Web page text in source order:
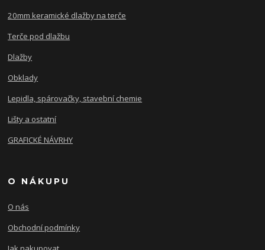
20mm keramické dlažby na terče
Terče pod dlažbu
Dlažby
Obklady
Lepidla, spárovačky, stavební chemie
Lišty a ostatní
GRAFICKÉ NÁVRHY
O NÁKUPU
O nás
Obchodní podmínky